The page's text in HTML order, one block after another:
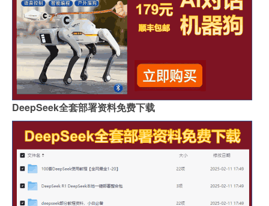
DeepSeek全套部署资料免费下载